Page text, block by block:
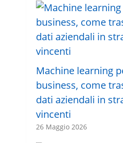
Machine learning
business, come
dati aziendali in
vincenti
26 Maggio 2026